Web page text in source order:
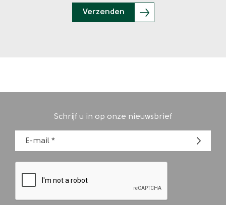
Schrijf u in op onze nieuwsbrief
E-mail